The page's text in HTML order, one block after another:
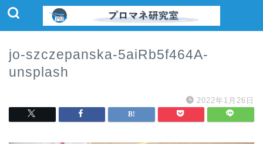
jo-szczepanska-5aiRb5f464A-
unsplash
2022年1月26日